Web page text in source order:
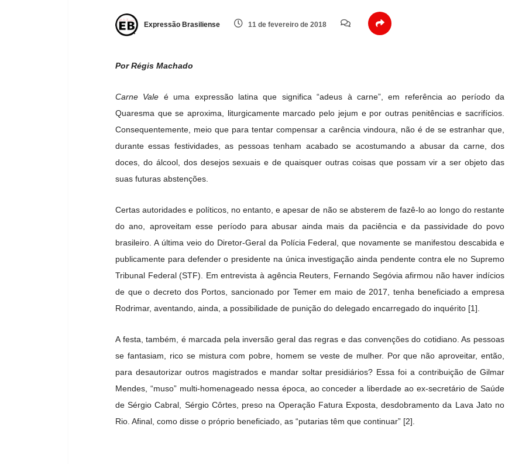
Expressão Brasiliense 11 de fevereiro de 2018
Por Régis Machado
Carne Vale é uma expressão latina que significa “adeus à carne”, em referência ao período da
Quaresma que se aproxima, liturgicamente marcado pelo jejum e por outras penitências e sacrifícios.
Consequentemente, meio que para tentar compensar a carência vindoura, não é de se estranhar que,
durante essas festividades, as pessoas tenham acabado se acostumando a abusar da carne, dos
doces, do álcool, dos desejos sexuais e de quaisquer outras coisas que possam vir a ser objeto das
suas futuras abstenções.
Certas autoridades e políticos, no entanto, e apesar de não se absterem de fazê-lo ao longo do restante
do ano, aproveitam esse período para abusar ainda mais da paciência e da passividade do povo
brasileiro. A última veio do Diretor-Geral da Polícia Federal, que novamente se manifestou descabida e
publicamente para defender o presidente na única investigação ainda pendente contra ele no Supremo
Tribunal Federal (STF). Em entrevista à agência Reuters, Fernando Segóvia afirmou não haver indícios
de que o decreto dos Portos, sancionado por Temer em maio de 2017, tenha beneficiado a empresa
Rodrimar, aventando, ainda, a possibilidade de punição do delegado encarregado do inquérito [1].
A festa, também, é marcada pela inversão geral das regras e das convenções do cotidiano. As pessoas
se fantasiam, rico se mistura com pobre, homem se veste de mulher. Por que não aproveitar, então,
para desautorizar outros magistrados e mandar soltar presidiários? Essa foi a contribuição de Gilmar
Mendes, “muso” multi-homenageado nessa época, ao conceder a liberdade ao ex-secretário de Saúde
de Sérgio Cabral, Sérgio Côrtes, preso na Operação Fatura Exposta, desdobramento da Lava Jato no
Rio. Afinal, como disse o próprio beneficiado, as “putarias têm que continuar” [2].